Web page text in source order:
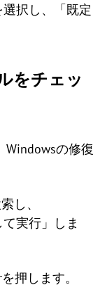
択し、「既定
をチェッ
Windowsの修復
し、
実行」しま
押します。